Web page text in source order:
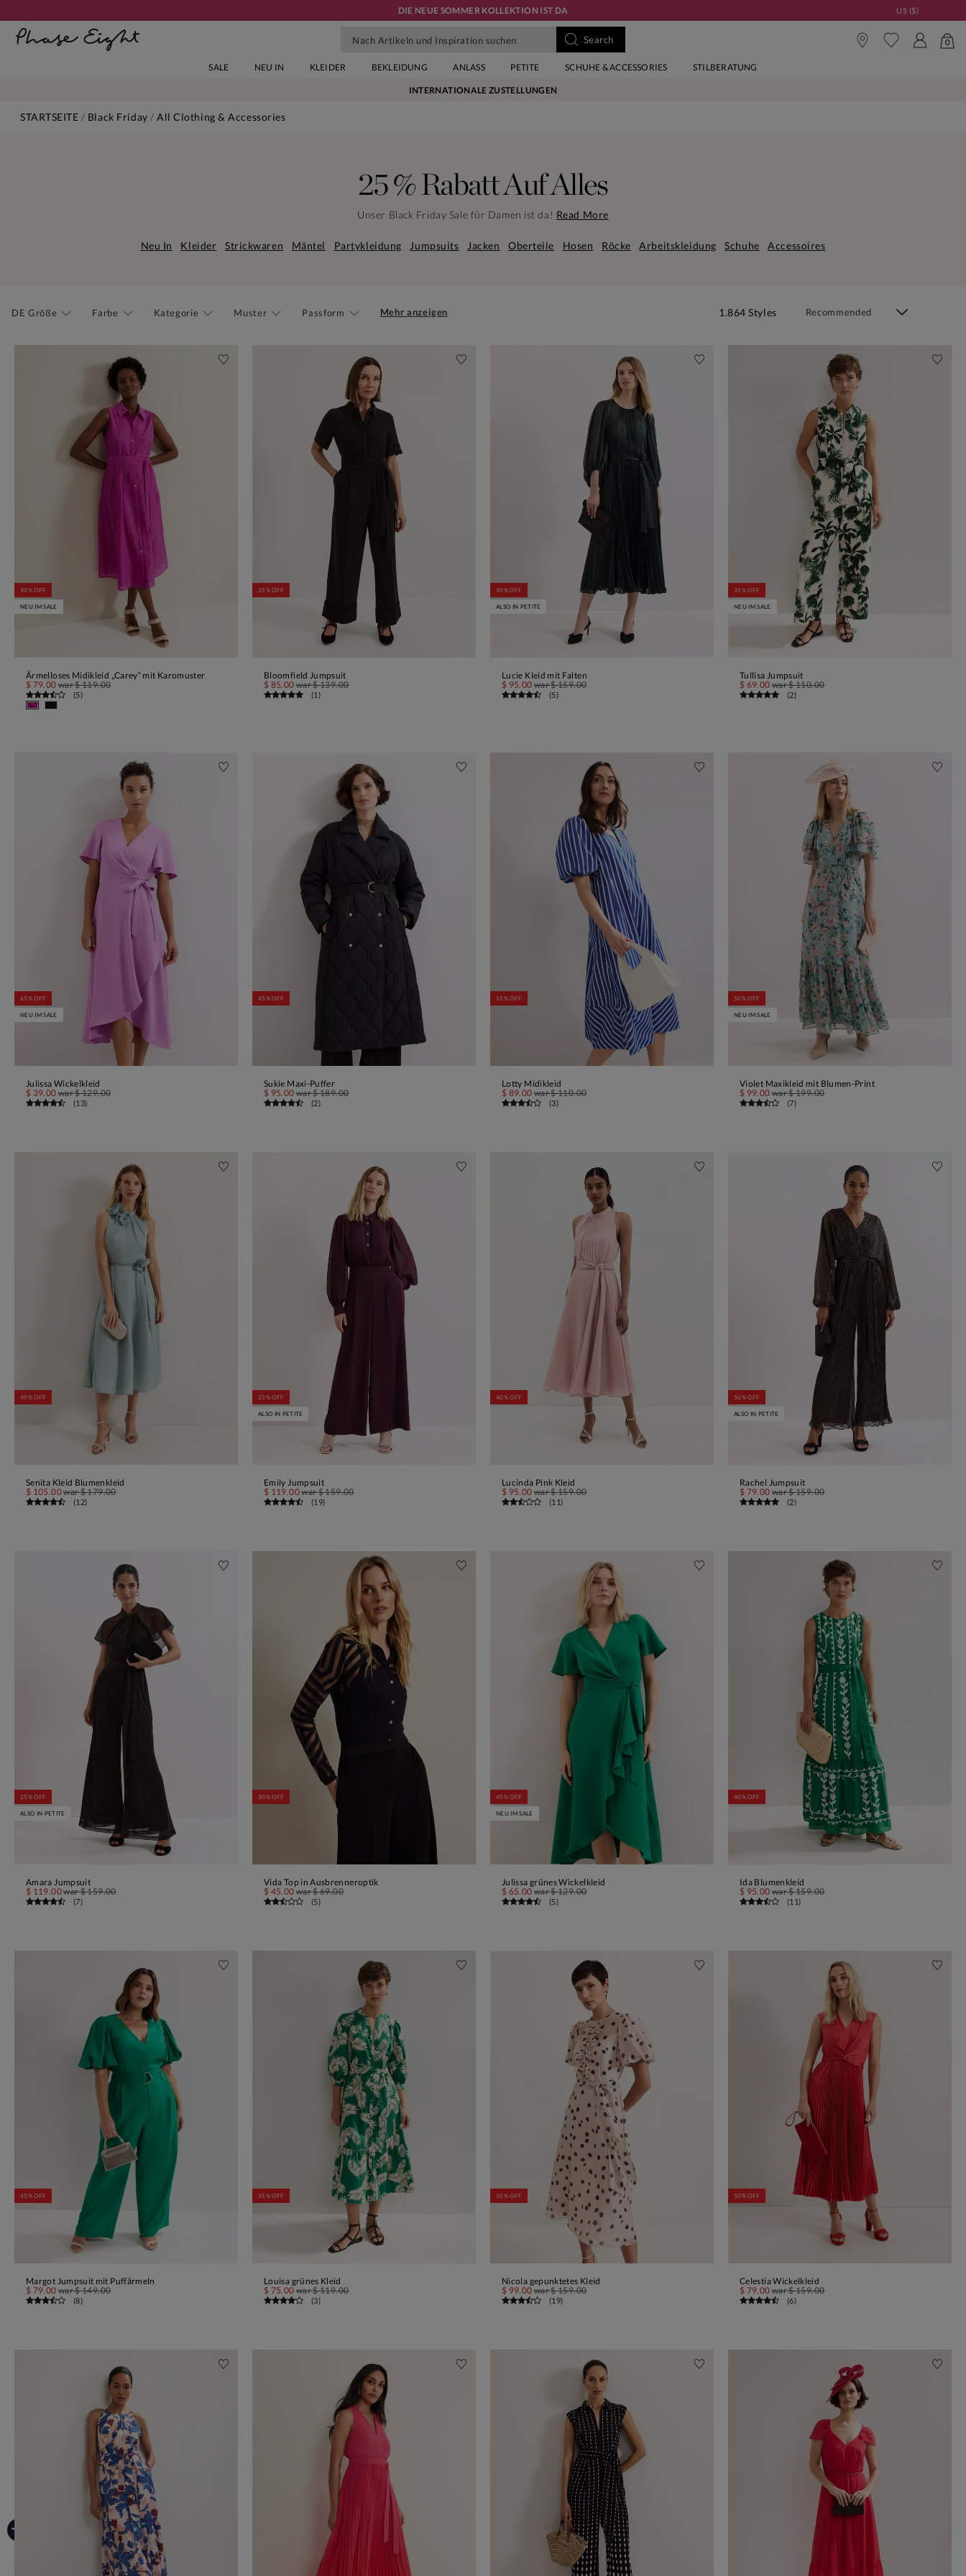
DIE NEUE SOMMER KOLLEKTION IST DA US ($)
0
SALE NEU IN KLEIDER BEKLEIDUNG ANLASS PETITE SCHUHE & ACCESSORIES STILBERATUNG
INTERNATIONALE ZUSTELLUNGEN
STARTSEITE Black Friday All Clothing & Accessories
25 % Rabatt Auf Alles
Unser Black Friday Sale für Damen ist da! Read More
Neu In Kleider Strickwaren Mäntel Partykleidung Jumpsuits Jacken Oberteile Hosen Röcke Arbeitskleidung Schuhe Accessoires
DE Größe Farbe Kategorie Muster Passform Mehr anzeigen 1.864 Styles
IN DEN WARENKORB
30% OFF
NEU IM SALE
Ärmelloses Midikleid „Carey“ mit Karomuster
$ 79.00 war$ 119.00
(5)
IN DEN WARENKORB
35% OFF
Bloomfield Jumpsuit
$ 85.00 war$ 139.00
(1)
IN DEN WARENKORB
40% OFF
ALSO IN PETITE
Lucie Kleid mit Falten
$ 95.00 war$ 159.00
(5)
IN DEN WARENKORB
35% OFF
NEU IM SALE
Tullisa Jumpsuit
$ 69.00 war$ 110.00
(2)
IN DEN WARENKORB
65% OFF
NEU IM SALE
Julissa Wickelkleid
$ 39.00 war$ 129.00
(13)
IN DEN WARENKORB
45% OFF
Sukie Maxi-Puffer
$ 95.00 war$ 189.00
(2)
15% OFF
Lotty Midikleid
$ 89.00 war$ 110.00
(3)
IN DEN WARENKORB
50% OFF
NEU IM SALE
Violet Maxikleid mit Blumen-Print
$ 99.00 war$ 199.00
(7)
IN DEN WARENKORB
40% OFF
Senita Kleid Blumenkleid
$ 105.00war$ 179.00
(12)
25% OFF
ALSO IN PETITE
Emily Jumpsuit
$ 119.00war$ 159.00
(19)
IN DEN WARENKORB
40% OFF
Lucinda Pink Kleid
$ 95.00 war$ 159.00
(11)
IN DEN WARENKORB
50% OFF
ALSO IN PETITE
Rachel Jumpsuit
$ 79.00 war$ 159.00
(2)
IN DEN WARENKORB
25% OFF
ALSO IN PETITE
Amara Jumpsuit
$ 119.00war$ 159.00
(7)
IN DEN WARENKORB
30% OFF
Vida Top in Ausbrenneroptik
$ 45.00 war$ 69.00
(5)
IN DEN WARENKORB
45% OFF
NEU IM SALE
Julissa grünes Wickelkleid
$ 65.00 war$ 129.00
(5)
IN DEN WARENKORB
40% OFF
Ida Blumenkleid
$ 95.00 war$ 159.00
(11)
IN DEN WARENKORB
45% OFF
Margot Jumpsuit mit Puffärmeln
$ 79.00 war$ 149.00
(8)
IN DEN WARENKORB
35% OFF
Louisa grünes Kleid
$ 75.00 war$ 119.00
(3)
IN DEN WARENKORB
35% OFF
Nicola gepunktetes Kleid
$ 99.00 war$ 159.00
(19)
IN DEN WARENKORB
50% OFF
Celestia Wickelkleid
$ 79.00 war$ 159.00
(6)